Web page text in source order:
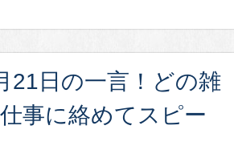
21日の一言！どの雑
事に絡めてスピー